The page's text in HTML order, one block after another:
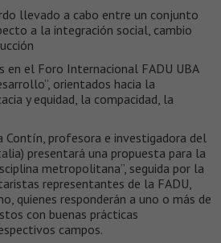
llevado a cabo entre un conjunto
a la integración social, cambio
el Foro Internacional FADU UBA
orientados hacia la
y equidad, la compacidad, la
Contín, profesora e investigadora del
presentará una propuesta para la
metropolitana”, seguida por la
representantes de la FADU,
quienes responderán a uno o más de
con buenas prácticas
campos.